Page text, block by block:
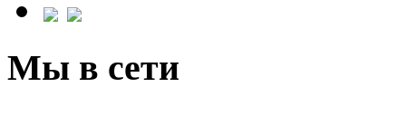
Мы в сети